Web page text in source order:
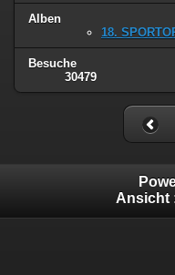
Alben
18.
Besuche
30479
Ansicht